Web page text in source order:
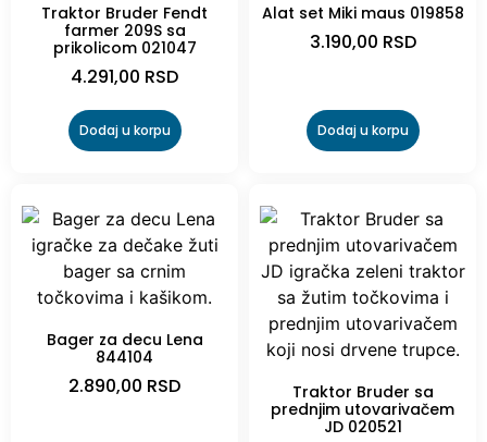
Traktor Bruder Fendt
farmer 209S sa
prikolicom 021047
4.291,00 RSD
Dodaj u korpu
Alat set Miki maus 019858
3.190,00 RSD
Dodaj u korpu
Bager za decu Lena
844104
2.890,00 RSD
Traktor Bruder sa
prednjim utovarivačem
JD 020521